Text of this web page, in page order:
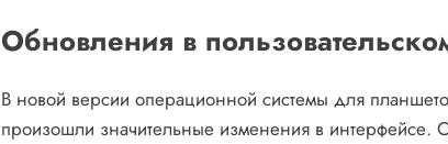
Обновления в
В новой версии операционной системы для
произошли значительные изменения в интерфейсе.